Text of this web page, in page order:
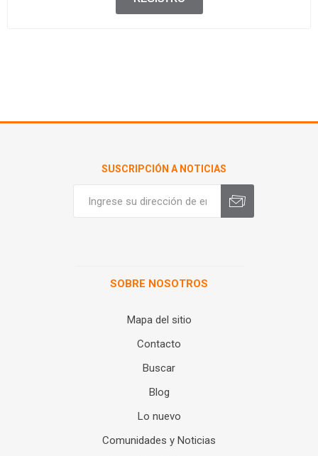
SUSCRIPCIÓN A NOTICIAS
SOBRE NOSOTROS
Mapa del sitio
Contacto
Buscar
Blog
Lo nuevo
Comunidades y Noticias